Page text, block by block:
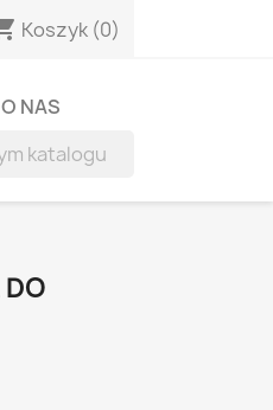
Koszyk (0)
O NAS